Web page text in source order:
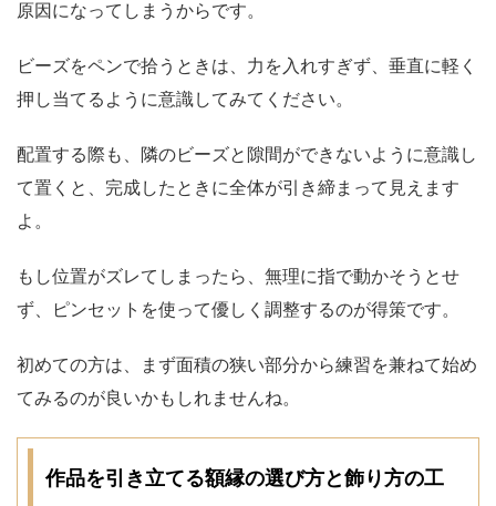
原因になってしまうからです。
ビーズをペンで拾うときは、力を入れすぎず、垂直に軽く
押し当てるように意識してみてください。
配置する際も、隣のビーズと隙間ができないように意識し
て置くと、完成したときに全体が引き締まって見えます
よ。
もし位置がズレてしまったら、無理に指で動かそうとせ
ず、ピンセットを使って優しく調整するのが得策です。
初めての方は、まず面積の狭い部分から練習を兼ねて始め
てみるのが良いかもしれませんね。
作品を引き立てる額縁の選び方と飾り方の工